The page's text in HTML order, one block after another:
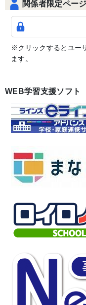
関係者限定ページ
※クリックするとユー
ます。
WEB学習支援ソフト